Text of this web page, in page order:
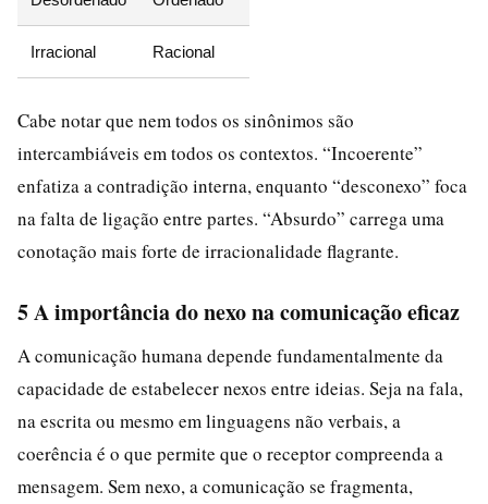
Irracional Racional
Cabe notar que nem todos os sinônimos são
intercambiáveis em todos os contextos. “Incoerente”
enfatiza a contradição interna, enquanto “desconexo” foca
na falta de ligação entre partes. “Absurdo” carrega uma
conotação mais forte de irracionalidade flagrante.
5 A importância do nexo na comunicação eficaz
A comunicação humana depende fundamentalmente da
capacidade de estabelecer nexos entre ideias. Seja na fala,
na escrita ou mesmo em linguagens não verbais, a
coerência é o que permite que o receptor compreenda a
mensagem. Sem nexo, a comunicação se fragmenta,